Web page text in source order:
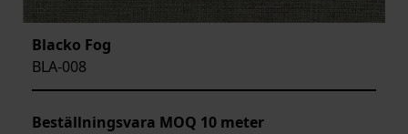
Blacko Fog
BLA-008
Beställningsvara MOQ 10 meter